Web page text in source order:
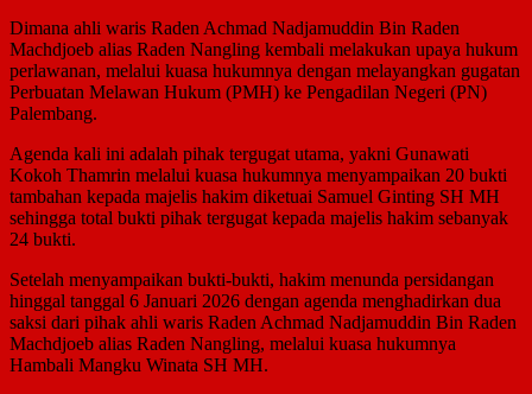
Dimana ahli waris Raden Achmad Nadjamuddin Bin Raden
Machdjoeb alias Raden Nangling kembali melakukan upaya hukum
perlawanan, melalui kuasa hukumnya dengan melayangkan gugatan
Perbuatan Melawan Hukum (PMH) ke Pengadilan Negeri (PN)
Palembang.
Agenda kali ini adalah pihak tergugat utama, yakni Gunawati
Kokoh Thamrin melalui kuasa hukumnya menyampaikan 20 bukti
tambahan kepada majelis hakim diketuai Samuel Ginting SH MH
sehingga total bukti pihak tergugat kepada majelis hakim sebanyak
24 bukti.
Setelah menyampaikan bukti-bukti, hakim menunda persidangan
hinggal tanggal 6 Januari 2026 dengan agenda menghadirkan dua
saksi dari pihak ahli waris Raden Achmad Nadjamuddin Bin Raden
Machdjoeb alias Raden Nangling, melalui kuasa hukumnya
Hambali Mangku Winata SH MH.